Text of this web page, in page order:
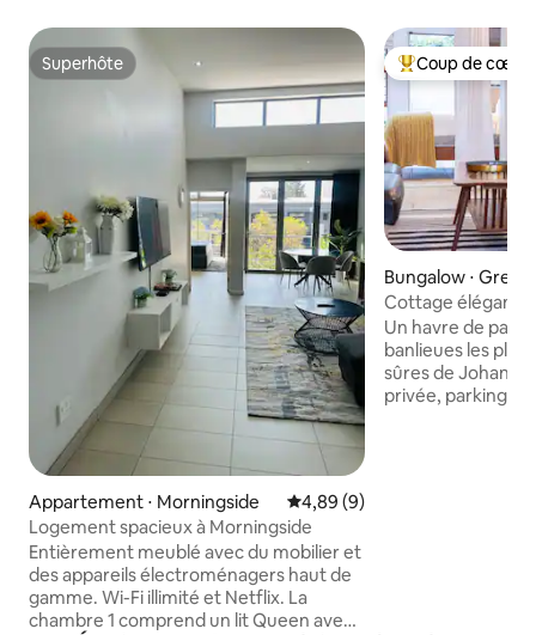
Superhôte
Superhôte
Appartement ⋅ Morningside Évaluation moyenne sur la
4,89 (9)
Logement spacieux à Morningside
Entièrement meublé avec du mobilier et
des appareils électroménagers haut de
gamme. Wi-Fi illimité et Netflix. La
chambre 1 comprend un lit Queen avec
Coups de cœur
Coup de cœur
Bungalow ⋅
Cottage élégant
alimentation
secours
Un havre de paix
banlieues les plus
sûres de
privée, parking